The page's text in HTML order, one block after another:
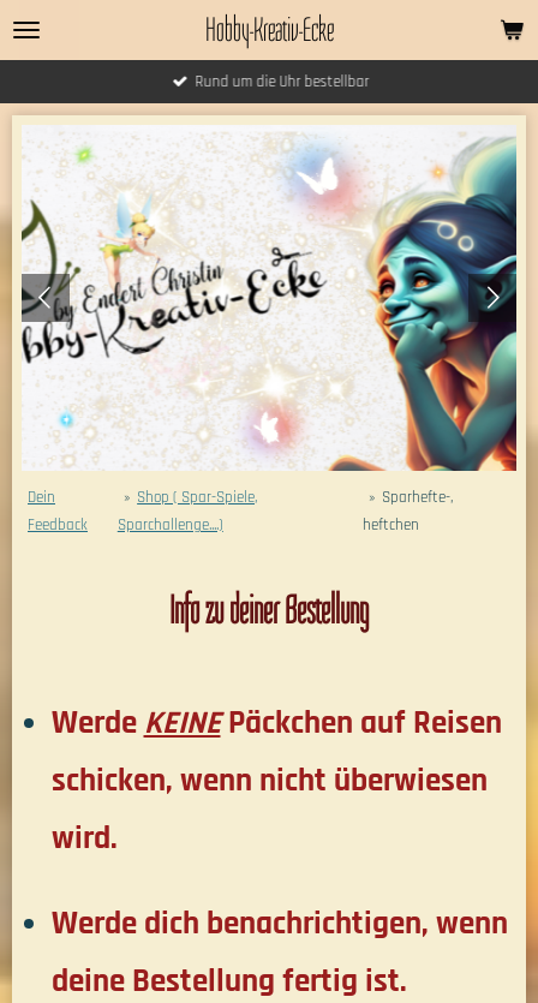
Zum
Hobby-Kreativ-Ecke
Rund um die Uhr bestellbar
Dein
Feedback
» Shop ( Spar-Spiele,
Sparchallenge....)
» Sparhefte-,
heftchen
Info zu deiner Bestellung
Werde KEINEPäckchen auf Reisen
schicken, wenn nicht überwiesen
wird.
Werde dich benachrichtigen, wenn
deine Bestellung fertig ist.